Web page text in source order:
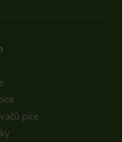
píce